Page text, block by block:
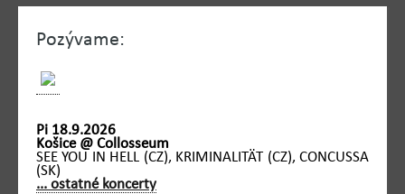
Pozývame:
Pi 18.9.2026
Košice @ Collosseum
SEE YOU IN HELL (CZ), KRIMINALITÄT (CZ), CONCUSSA
(SK)
... ostatné koncerty